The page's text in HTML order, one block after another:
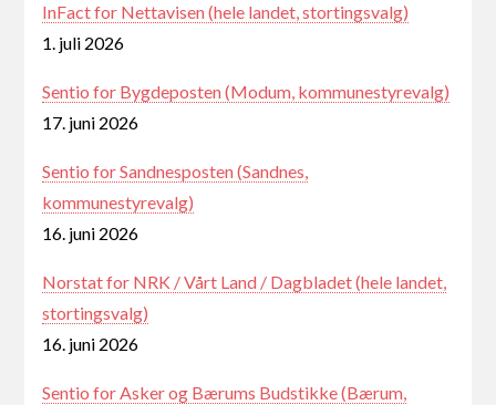
InFact for Nettavisen (hele landet, stortingsvalg)
1. juli 2026
Sentio for Bygdeposten (Modum, kommunestyrevalg)
17. juni 2026
Sentio for Sandnesposten (Sandnes,
kommunestyrevalg)
16. juni 2026
Norstat for NRK / Vårt Land / Dagbladet (hele landet,
stortingsvalg)
16. juni 2026
Sentio for Asker og Bærums Budstikke (Bærum,